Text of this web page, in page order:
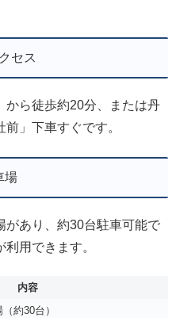
セス
から徒歩約20分、または丹
」下車すぐです。
場
があり、約30台駐車可能で
用できます。
内容
約30台）